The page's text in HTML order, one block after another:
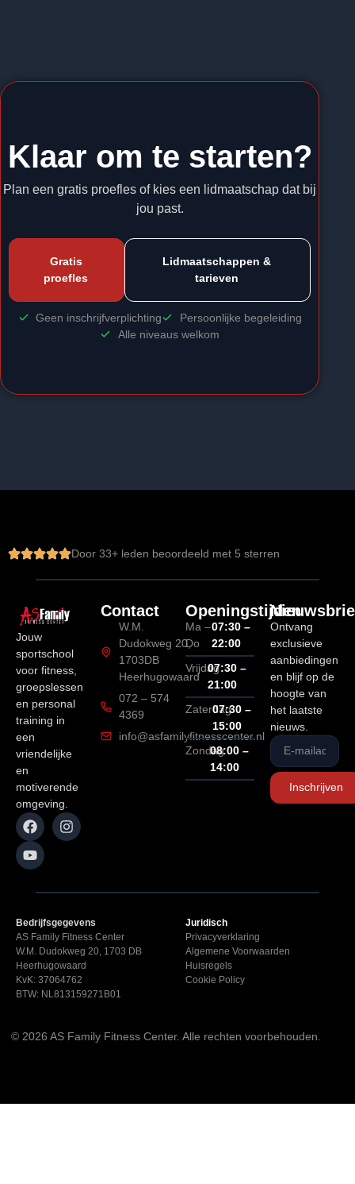
Klaar om te starten?
Plan een gratis proefles of kies een lidmaatschap dat bij
jou past.
Gratis
proefles
Lidmaatschappen &
tarieven
Geen inschrijfverplichting
Persoonlijke begeleiding
Alle niveaus welkom
Door 33+ leden beoordeeld met 5 sterren
Jouw
sportschool
voor fitness,
groepslessen
en personal
training in
een
vriendelijke
en
motiverende
omgeving.
Contact
W.M.
Dudokweg 20,
1703DB
Heerhugowaard
072 – 574
4369
info@asfamilyfitnesscenter.nl
Openingstijden
Ma –
Do
07:30 –
22:00
Vrijdag07:30 –
21:00
Zaterdag07:30 –
15:00
Zondag08:00 –
14:00
Ontvang
exclusieve
aanbiedingen
en blijf op de
hoogte van
het laatste
nieuws.
Inschrijven
Bedrijfsgegevens
AS Family Fitness Center
W.M. Dudokweg 20, 1703 DB
Heerhugowaard
KvK: 37064762
BTW: NL813159271B01
Juridisch
Privacyverklaring
Algemene Voorwaarden
Huisregels
Cookie Policy
© 2026 AS Family Fitness Center. Alle rechten voorbehouden.